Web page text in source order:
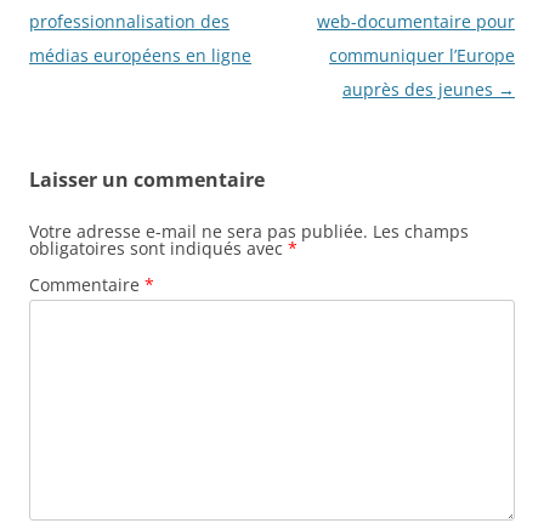
des
articles
professionnalisation des
médias européens en ligne
web-documentaire pour
communiquer l’Europe
auprès des jeunes →
Laisser un commentaire
Votre adresse e-mail ne sera pas publiée. Les champs
obligatoires sont indiqués avec *
Commentaire *